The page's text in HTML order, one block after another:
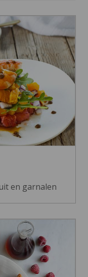
en garnalen